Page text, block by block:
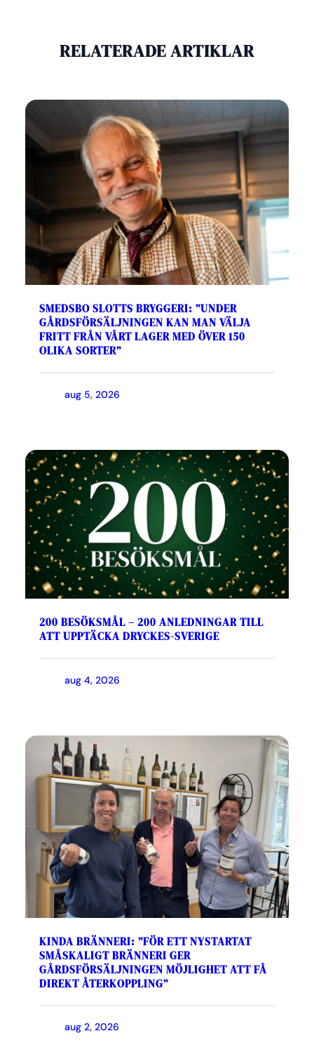
RELATERADE ARTIKLAR
SMEDSBO SLOTTS BRYGGERI: ”UNDER
GÅRDSFÖRSÄLJNINGEN KAN MAN VÄLJA
FRITT FRÅN VÅRT LAGER MED ÖVER 150
OLIKA SORTER”
aug 5, 2026
200 BESÖKSMÅL – 200 ANLEDNINGAR TILL
ATT UPPTÄCKA DRYCKES-SVERIGE
aug 4, 2026
KINDA BRÄNNERI: ”FÖR ETT NYSTARTAT
SMÅSKALIGT BRÄNNERI GER
GÅRDSFÖRSÄLJNINGEN MÖJLIGHET ATT FÅ
DIREKT ÅTERKOPPLING”
aug 2, 2026